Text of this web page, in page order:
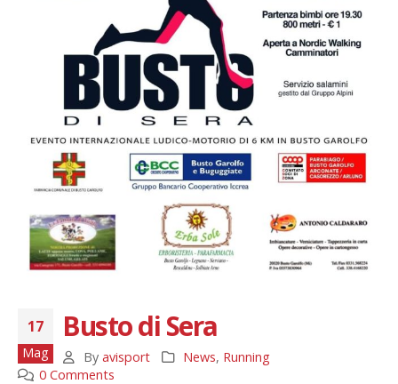
17
Mag
Busto di Sera
By avisport News, Running
0 Comments